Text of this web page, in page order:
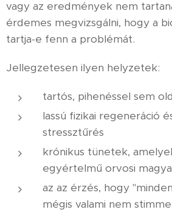
vagy az eredmények nem
érdemes megvizsgálni, hogy a
tartja-e fenn a problémát.
Jellegzetesen ilyen helyzetek:
tartós, pihenéssel sem
lassú fizikai regeneráció
stressztűrés
krónikus tünetek,
egyértelmű orvosi
az az érzés, hogy
mégis valami nem